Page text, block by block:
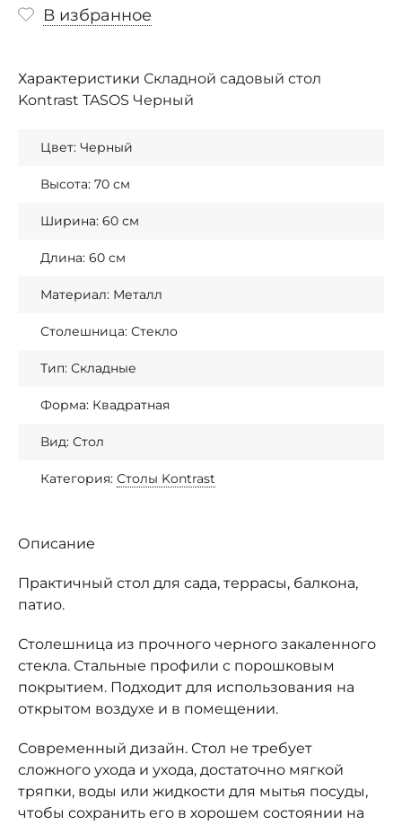
В избранное
Характеристики Складной садовый стол
Kontrast TASOS Черный
Цвет: Черный
Высота: 70 см
Ширина: 60 см
Длина: 60 см
Материал: Металл
Столешница: Стекло
Тип: Складные
Форма: Квадратная
Вид: Стол
Категория: Столы Kontrast
Описание
Практичный стол для сада, террасы, балкона,
патио.
Столешница из прочного черного закаленного
стекла. Стальные профили с порошковым
покрытием. Подходит для использования на
открытом воздухе и в помещении.
Современный дизайн. Стол не требует
сложного ухода и ухода, достаточно мягкой
тряпки, воды или жидкости для мытья посуды,
чтобы сохранить его в хорошем состоянии на